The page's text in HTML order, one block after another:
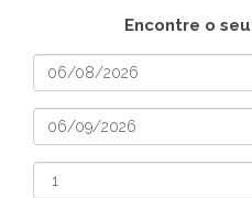
Encontre o